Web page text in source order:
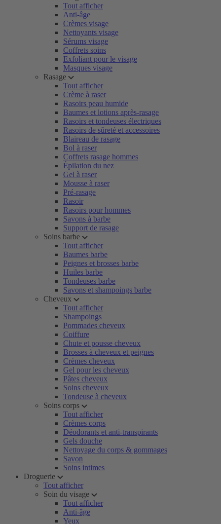
Tout afficher
Anti-âge
Crèmes visage
Nettoyants visage
Sérums visage
Coffrets soins
Exfoliant pour le visage
Masques visage
Rasage
Tout afficher
Crème à raser
Rasoirs peau humide
Baumes et lotions après-rasage
Rasoirs et tondeuses électriques
Rasoirs de sûreté et accessoires
Blaireau de rasage
Bol à raser
Coffrets rasage hommes
Épilation du nez
Gel à raser
Mousse à raser
Pré-rasage
Rasoir
Rasoirs pour hommes
Savons à barbe
Support de rasage
Soins barbe
Tout afficher
Baumes barbe
Peignes et brosses barbe
Huiles barbe
Tondeuses barbe
Savons et shampoings barbe
Cheveux
Tout afficher
Shampoings
Pommades cheveux
Coiffure
Chute et pousse cheveux
Brosses à cheveux et peignes
Crèmes cheveux
Gel pour les cheveux
Pâtes cheveux
Soins cheveux
Tondeuse à cheveux
Soins corps
Tout afficher
Crèmes corps
Déodorants et anti-transpirants
Gels douche
Nettoyage du corps & gommages
Savon
Soins intimes
Droguerie
Tout afficher
Soin du visage
Tout afficher
Anti-âge
Yeux